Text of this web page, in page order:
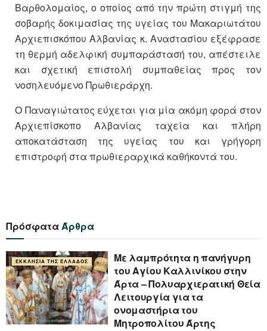
Βαρθολομαίος, ο οποίος από την πρώτη στιγμή της
σοβαρής δοκιμασίας της υγείας του Μακαριωτάτου
Αρχιεπισκόπου Αλβανίας κ. Αναστασίου εξέφρασε
τη θερμή αδελφική συμπαράστασή του, απέστειλε
και σχετική επιστολή συμπαθείας προς τον
νοσηλευόμενο Πρωθιεράρχη.
Ο Παναγιώτατος εύχεται για μία ακόμη φορά στον
Αρχιεπίσκοπο Αλβανίας ταχεία και πλήρη
αποκατάσταση της υγείας του και γρήγορη
επιστροφή στα πρωθιεραρχικά καθήκοντά του.
ΠρόσφαταΆρθρα
ΕΚΚΛΗΣΊΑ ΤΗΣ ΕΛΛΆΔΟΣ
Με λαμπρότητα η πανήγυρη
του Αγίου Καλλινίκου στην
Άρτα – Πολυαρχιερατική Θεία
Λειτουργία για τα
ονομαστήρια του
Μητροπολίτου Άρτης